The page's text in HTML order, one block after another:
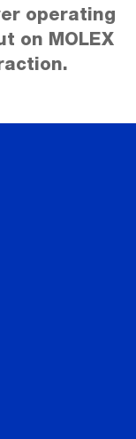
operating
on MOLEX